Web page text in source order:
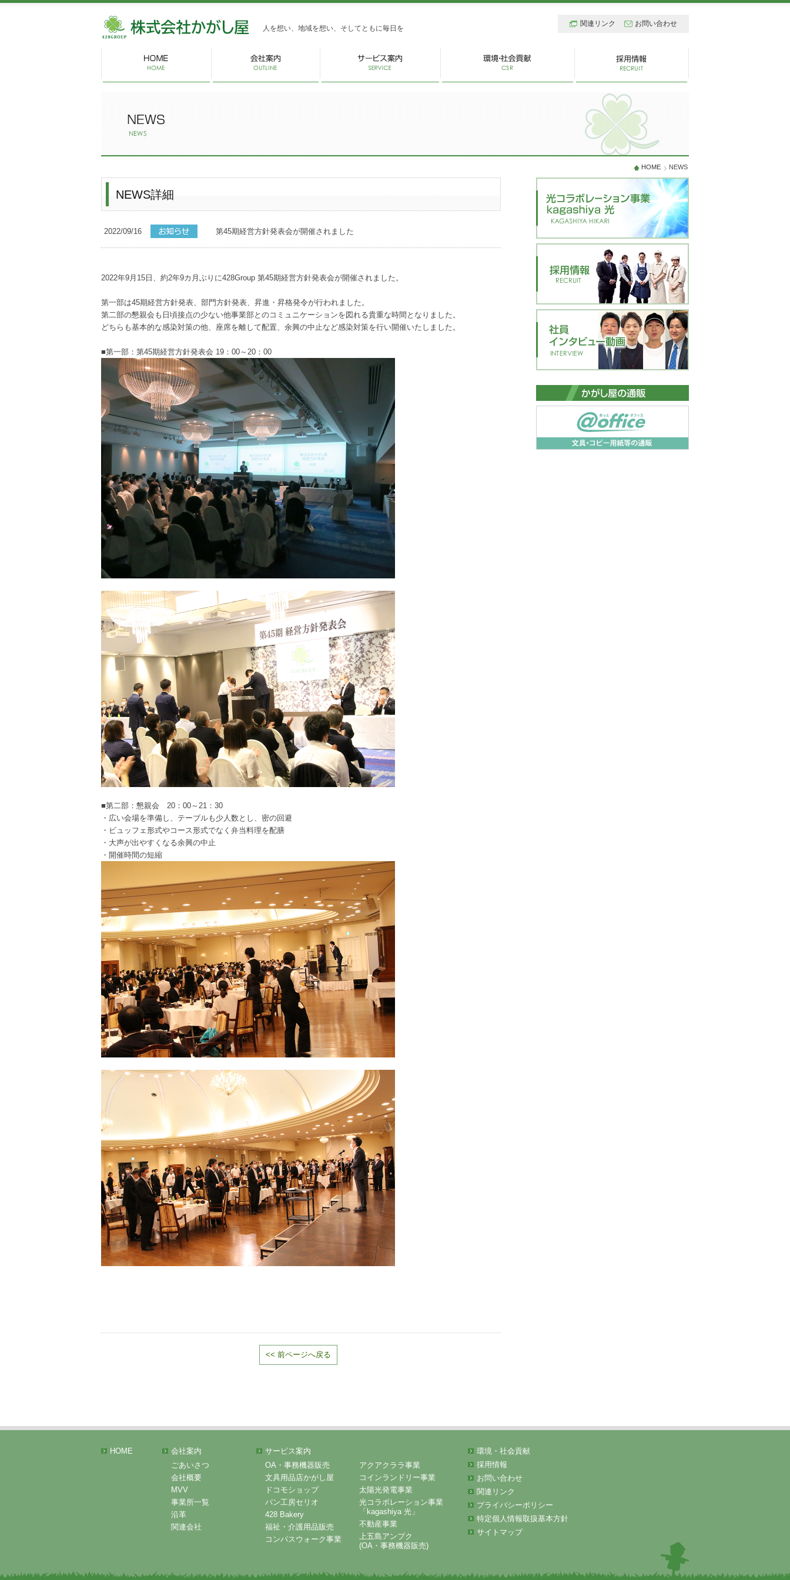
人を想い、地域を想い、そしてともに毎日を
関連リンク お問い合わせ
HOME NEWS
NEWS詳細
2022/09/16 第45期経営方針発表会が開催されました
2022年9月15日、約2年9カ月ぶりに428Group 第45期経営方針発表会が開催されました。
第一部は45期経営方針発表、部門方針発表、昇進・昇格発令が行われました。
第二部の懇親会も日頃接点の少ない他事業部とのコミュニケーションを図れる貴重な時間となりました。
どちらも基本的な感染対策の他、座席を離して配置、余興の中止など感染対策を行い開催いたしました。
■第一部：第45期経営方針発表会 19：00～20：00
■第二部：懇親会 20：00～21：30
・広い会場を準備し、テーブルも少人数とし、密の回避
・ビュッフェ形式やコース形式でなく弁当料理を配膳
・大声が出やすくなる余興の中止
・開催時間の短縮
<< 前ページへ戻る
HOME
会社案内
ごあいさつ
会社概要
MVV
事業所一覧
沿革
関連会社
サービス案内
OA・事務機器販売
文具用品店かがし屋
ドコモショップ
パン工房セリオ
428 Bakery
福祉・介護用品販売
コンパスウォーク事業
アクアクララ事業
コインランドリー事業
太陽光発電事業
光コラボレーション事業
「kagashiya 光」
不動産事業
上五島アンプク
(OA・事務機器販売)
環境・社会貢献
採用情報
お問い合わせ
関連リンク
プライバシーポリシー
特定個人情報取扱基本方針
サイトマップ